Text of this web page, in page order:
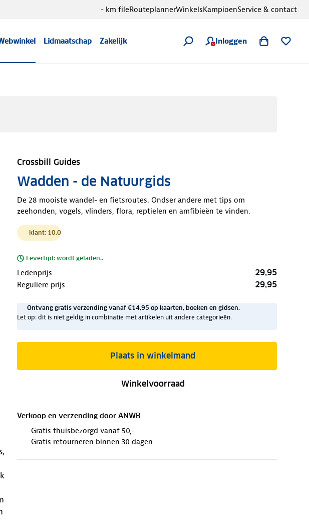
Lidmaatschap Zakelijk Inloggen
- km fileRouteplannerWinkelsKampioenService & contact
Crossbill Guides
Wadden - de Natuurgids
De 28 mooiste wandel- en fietsroutes. Ondser andere met tips om
zeehonden, vogels, vlinders, flora, reptielen en amfibieën te vinden.
klant: 10.0
Levertijd: wordt geladen..
Ledenprijs 29,95
Reguliere prijs 29,95
Ontvang gratis verzending vanaf €14,95 op kaarten, boeken en gidsen.
Let op: dit is niet geldig in combinatie met artikelen uit andere categorieën.
Plaats in winkelmand
Winkelvoorraad
Verkoop en verzending door ANWB
Gratis thuisbezorgd vanaf 50,-
Gratis retourneren binnen 30 dagen